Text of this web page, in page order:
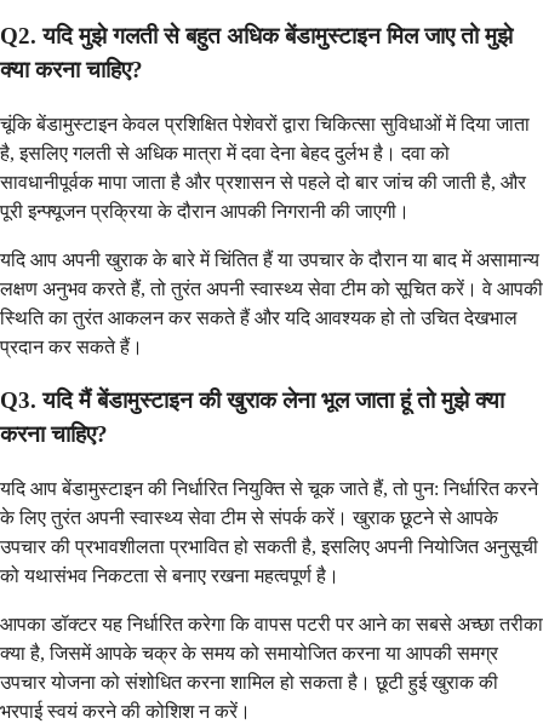
Q2. यदि मुझे गलती से बहुत अधिक बेंडामुस्टाइन मिल जाए तो मुझे
क्या करना चाहिए?
चूंकि बेंडामुस्टाइन केवल प्रशिक्षित पेशेवरों द्वारा चिकित्सा सुविधाओं में दिया जाता
है, इसलिए गलती से अधिक मात्रा में दवा देना बेहद दुर्लभ है। दवा को
सावधानीपूर्वक मापा जाता है और प्रशासन से पहले दो बार जांच की जाती है, और
पूरी इन्फ्यूजन प्रक्रिया के दौरान आपकी निगरानी की जाएगी।
यदि आप अपनी खुराक के बारे में चिंतित हैं या उपचार के दौरान या बाद में असामान्य
लक्षण अनुभव करते हैं, तो तुरंत अपनी स्वास्थ्य सेवा टीम को सूचित करें। वे आपकी
स्थिति का तुरंत आकलन कर सकते हैं और यदि आवश्यक हो तो उचित देखभाल
प्रदान कर सकते हैं।
Q3. यदि मैं बेंडामुस्टाइन की खुराक लेना भूल जाता हूं तो मुझे क्या
करना चाहिए?
यदि आप बेंडामुस्टाइन की निर्धारित नियुक्ति से चूक जाते हैं, तो पुन: निर्धारित करने
के लिए तुरंत अपनी स्वास्थ्य सेवा टीम से संपर्क करें। खुराक छूटने से आपके
उपचार की प्रभावशीलता प्रभावित हो सकती है, इसलिए अपनी नियोजित अनुसूची
को यथासंभव निकटता से बनाए रखना महत्वपूर्ण है।
आपका डॉक्टर यह निर्धारित करेगा कि वापस पटरी पर आने का सबसे अच्छा तरीका
क्या है, जिसमें आपके चक्र के समय को समायोजित करना या आपकी समग्र
उपचार योजना को संशोधित करना शामिल हो सकता है। छूटी हुई खुराक की
भरपाई स्वयं करने की कोशिश न करें।